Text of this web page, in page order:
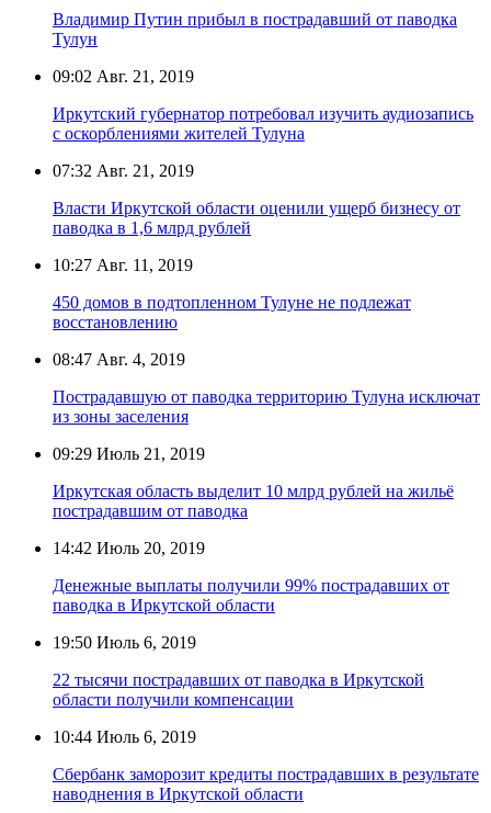
Владимир Путин прибыл в пострадавший от паводка
Тулун
09:02 Авг. 21, 2019
Иркутский губернатор потребовал изучить аудиозапись
с оскорблениями жителей Тулуна
07:32 Авг. 21, 2019
Власти Иркутской области оценили ущерб бизнесу от
паводка в 1,6 млрд рублей
10:27 Авг. 11, 2019
450 домов в подтопленном Тулуне не подлежат
восстановлению
08:47 Авг. 4, 2019
Пострадавшую от паводка территорию Тулуна исключат
из зоны заселения
09:29 Июль 21, 2019
Иркутская область выделит 10 млрд рублей на жильё
пострадавшим от паводка
14:42 Июль 20, 2019
Денежные выплаты получили 99% пострадавших от
паводка в Иркутской области
19:50 Июль 6, 2019
22 тысячи пострадавших от паводка в Иркутской
области получили компенсации
10:44 Июль 6, 2019
Сбербанк заморозит кредиты пострадавших в результате
наводнения в Иркутской области